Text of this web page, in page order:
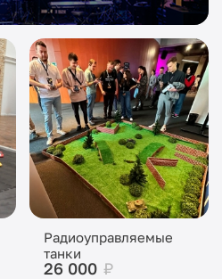
Радиоуправляемые
танки
26 000 ₽